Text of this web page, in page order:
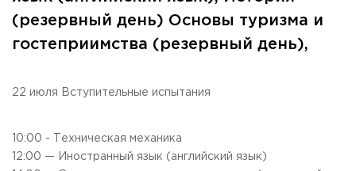
Общежитие / Кампус РГУТИС
Работа с лицами с ОВЗ и инвалидами
Контакты
Федеральный ресурсный центр
Федеральное учебно-методическое объединение в
системе ВО
Сведения об образовательной
пгт. Черкизово, ул. Главная, 99
(резервный день) Основы туризма и
гостеприимства (резервный день),
22 июля Вступительные испытания
10:00 - Техническая механика
12:00 — Иностранный язык (английский язык)